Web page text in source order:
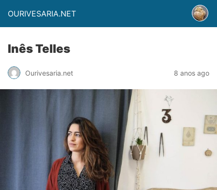
OURIVESARIA.NET
Inês Telles
Ourivesaria.net 8 anos ago